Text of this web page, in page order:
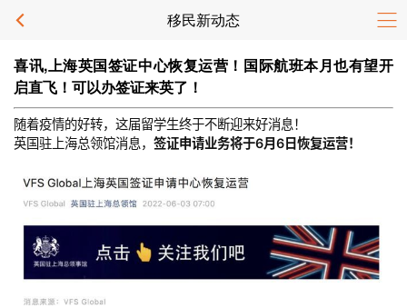
移民新动态
喜讯,上海英国签证中心恢复运营！国际航班本月也有望开
启直飞！可以办签证来英了！
随着疫情的好转，这届留学生终于不断迎来好消息！
英国驻上海总领馆消息， 签证申请业务将于6月6日恢复运营！